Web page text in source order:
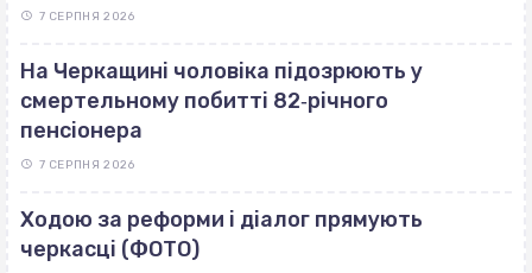
7 СЕРПНЯ 2026
На Черкащині чоловіка підозрюють у
смертельному побитті 82‐річного
пенсіонера
7 СЕРПНЯ 2026
Ходою за реформи і діалог прямують
черкасці (ФОТО)